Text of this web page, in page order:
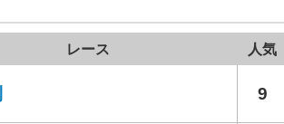
レース 人気
9